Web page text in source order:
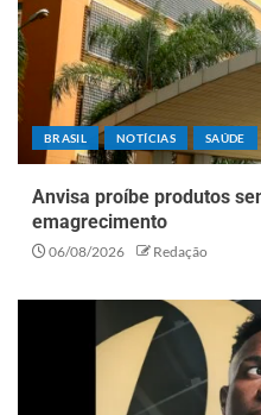
BRASIL NOTÍCIAS SAÚDE
Anvisa proíbe produtos
emagrecimento
06/08/2026 Redação